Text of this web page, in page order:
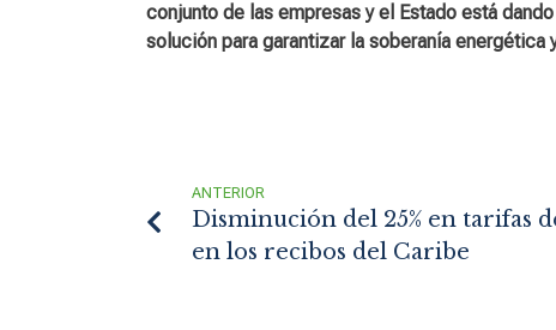
conjunto de las empresas y el Estado está
solución para garantizar la soberanía energética
ANTERIOR
Disminución del 25% en tarifas
en los recibos del Caribe